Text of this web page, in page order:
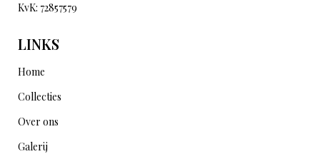
KvK: 72857579
LINKS
Home
Collecties
Over ons
Galerij